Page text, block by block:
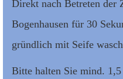
Direkt nach Betreten der
Bogenhausen für 30
gründlich mit Seife
Bitte halten Sie mind.